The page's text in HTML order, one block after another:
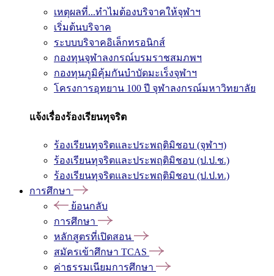
เหตุผลที่...ทำไมต้องบริจาคให้จุฬาฯ
เริ่มต้นบริจาค
ระบบบริจาคอิเล็กทรอนิกส์
กองทุนจุฬาลงกรณ์บรมราชสมภพฯ
กองทุนภูมิคุ้มกันบำบัดมะเร็งจุฬาฯ
โครงการอุทยาน 100 ปี จุฬาลงกรณ์มหาวิทยาลัย
แจ้งเรื่องร้องเรียนทุจริต
ร้องเรียนทุจริตและประพฤติมิชอบ (จุฬาฯ)
ร้องเรียนทุจริตและประพฤติมิชอบ (ป.ป.ช.)
ร้องเรียนทุจริตและประพฤติมิชอบ (ป.ป.ท.)
การศึกษา
ย้อนกลับ
การศึกษา
หลักสูตรที่เปิดสอน
สมัครเข้าศึกษา TCAS
ค่าธรรมเนียมการศึกษา